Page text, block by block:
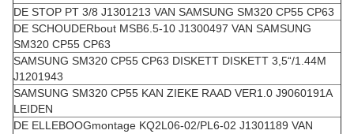
DE STOP PT 3/8 J1301213 VAN SAMSUNG SM320 CP55 CP63
DE SCHOUDERbout MSB6.5-10 J1300497 VAN SAMSUNG
SM320 CP55 CP63
SAMSUNG SM320 CP55 CP63 DISKETT DISKETT 3,5“/1.44M
J1201943
SAMSUNG SM320 CP55 KAN ZIEKE RAAD VER1.0 J9060191A
LEIDEN
DE ELLEBOOGmontage KQ2L06-02/PL6-02 J1301189 VAN